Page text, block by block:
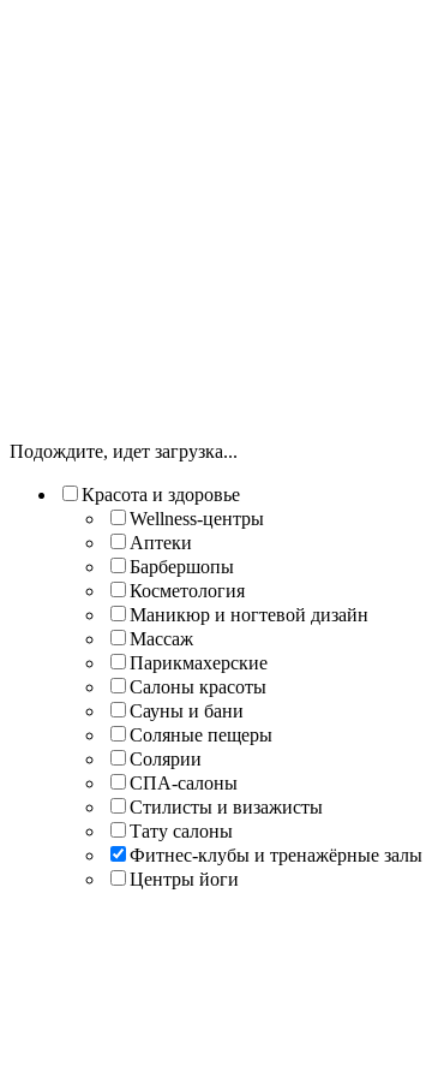
Подождите, идет загрузка...
Красота и здоровье
Wellness-центры
Аптеки
Барбершопы
Косметология
Маникюр и ногтевой дизайн
Массаж
Парикмахерские
Салоны красоты
Сауны и бани
Соляные пещеры
Солярии
СПА-салоны
Стилисты и визажисты
Тату салоны
Фитнес-клубы и тренажёрные залы
Центры йоги